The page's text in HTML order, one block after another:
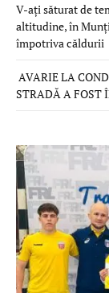
V-ați săturat de
altitudine, în
împotriva căldurii
AVARIE LA
STRADĂ A FOST